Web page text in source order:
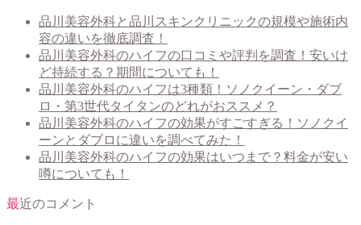
品川美容外科と品川スキンクリニックの規模や施術内
容の違いを徹底調査！
品川美容外科のハイフの口コミや評判を調査！安いけ
ど持続する？期間についても！
品川美容外科のハイフは3種類！ソノクイーン・ダブ
ロ・第3世代タイタンのどれがおススメ？
品川美容外科のハイフの効果がすごすぎる！ソノクイ
ーンとダブロに違いを調べてみた！
品川美容外科のハイフの効果はいつまで？料金が安い
噂についても！
最近のコメント